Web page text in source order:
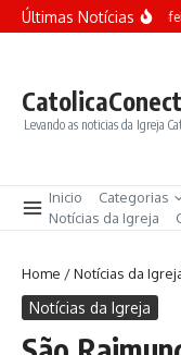
Ir para o conteúdo
Últimas NotíciasTerça-
CatolicaConect
Levando as noticias da Igreja
Inicio Categorias
Notícias da Igreja
Home /Notícias da
Notícias da Igreja